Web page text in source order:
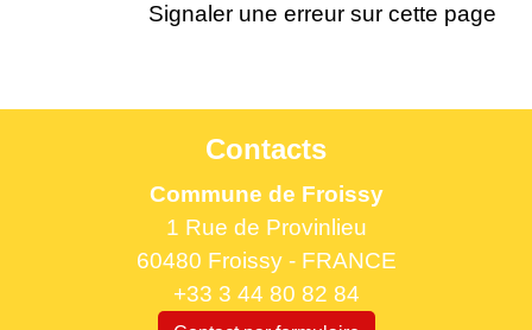
Signaler une erreur sur cette page
Contacts
Commune de Froissy
1 Rue de Provinlieu
60480 Froissy - FRANCE
+33 3 44 80 82 84